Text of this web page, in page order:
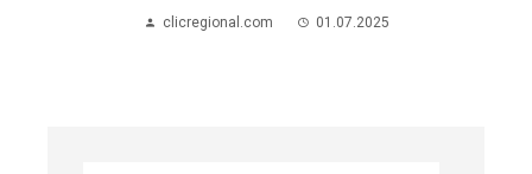
clicregional.com 01.07.2025